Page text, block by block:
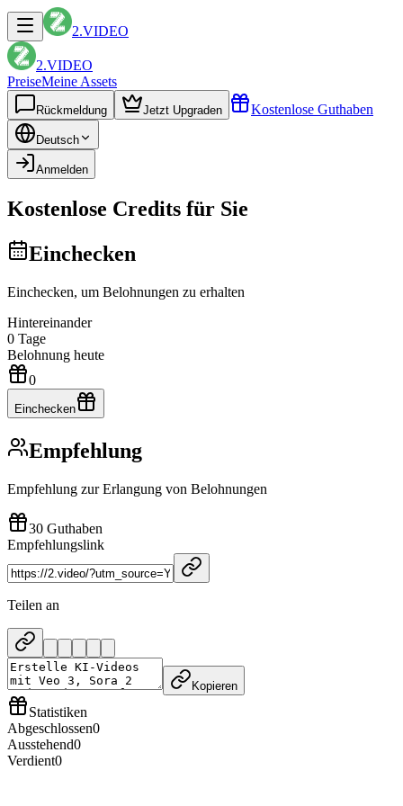
2.VIDEO
2.VIDEO
PreiseMeine Assets
Rückmeldung Jetzt Upgraden Kostenlose Guthaben
Deutsch
Anmelden
Kostenlose Credits für Sie
Einchecken
Einchecken, um Belohnungen zu erhalten
Hintereinander
0 Tage
Belohnung heute
0
Einchecken
Empfehlung
Empfehlung zur Erlangung von Belohnungen
30 Guthaben
Empfehlungslink
Teilen an
Kopieren
Statistiken
Abgeschlossen0
Ausstehend0
Verdient0